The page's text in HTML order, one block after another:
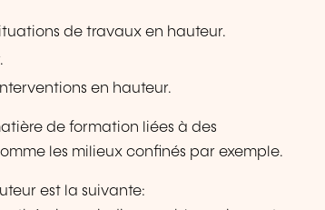
de travaux en hauteur.
en hauteur.
de formation liées à des
les milieux confinés par exemple.
est la suivante: